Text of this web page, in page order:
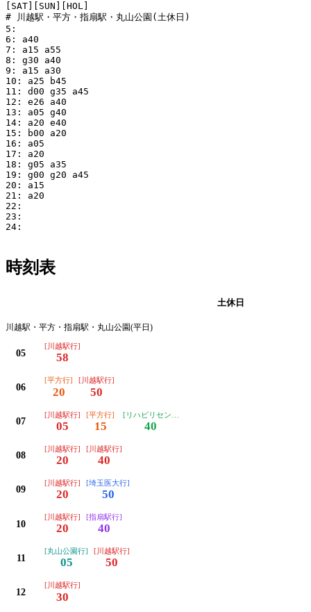
[SAT][SUN][HOL]
# 川越駅・平方・指扇駅・丸山公園(土休日)
5:
6: a40
7: a15 a55
8: g30 a40
9: a15 a30
10: a25 b45
11: d00 g35 a45
12: e26 a40
13: a05 g40
14: a20 e40
15: b00 a20
16: a05
17: a20
18: g05 a35
19: g00 g20 a45
20: a15
21: a20
22:
23:
24:
時刻表
土休日
川越駅・平方・指扇駅・丸山公園(平日)
05
[川越駅行]
58
06
[平方行]
20
[川越駅行]
50
07
[川越駅行]
05
[平方行]
15
[リハビリセンター行]
40
08
[川越駅行]
20
[川越駅行]
40
09
[川越駅行]
20
[埼玉医大行]
50
10
[川越駅行]
20
[指扇駅行]
40
11
[丸山公園行]
05
[川越駅行]
50
12
[川越駅行]
30